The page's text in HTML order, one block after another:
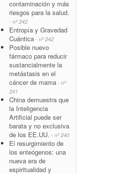
contaminación y más
riesgos para la salud.
- nº 242
Entropía y Gravedad
Cuántica - nº 242
Posible nuevo
fármaco para reducir
sustancialmente la
metástasis en el
cáncer de mama - nº
241
China demuestra que
la Inteligencia
Artificial puede ser
barata y no exclusiva
de los EE.UU. - nº 240
El resurgimiento de
los enteógenos: una
nueva era de
espiritualidad y